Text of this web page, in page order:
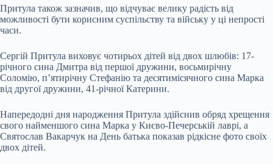
Притула також зазначив, що відчуває велику радість від
можливості бути корисним суспільству та війську у ці непрості
часи.
Сергій Притула виховує чотирьох дітей від двох шлюбів: 17-
річного сина Дмитра від першої дружини, восьмирічну
Соломію, п’ятирічну Стефанію та десятимісячного сина Марка
від другої дружини, 41-річної Катерини.
Напередодні дня народження Притула здійснив обряд хрещення
свого найменшого сина Марка у Києво-Печерській лаврі, а
Святослав Вакарчук на День батька показав рідкісне фото своїх
двох дітей.